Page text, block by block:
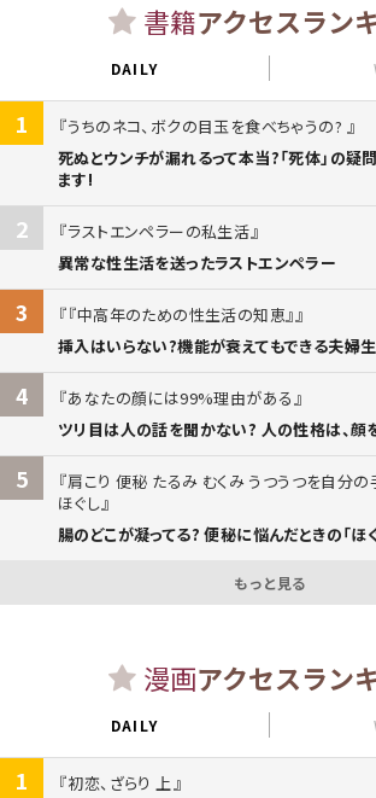
書籍アクセスラン
DAILY
1
うちのネコ、ボクの目玉を食べちゃうの?
死ぬとウンチが漏れるって本当?「死体」の疑
ます!
2
ラストエンペラーの私生活
異常な性生活を送ったラストエンペラー
3
『中高年のための性生活の知恵』
挿入はいらない?機能が衰えてもできる夫婦
4
あなたの顔には99%理由がある
ツリ目は人の話を聞かない? 人の性格は、顔
5
肩こり 便秘 たるみ むくみ うつうつを自分の
ほぐし
腸のどこが凝ってる? 便秘に悩んだときの「ほ
もっと見る
漫画アクセスラン
DAILY
1
初恋、ざらり 上